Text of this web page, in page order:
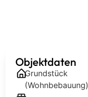
Objektdaten
Grundstück
(Wohnbebauung)